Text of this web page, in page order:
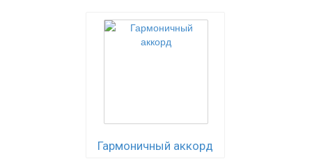
Гармоничный аккорд